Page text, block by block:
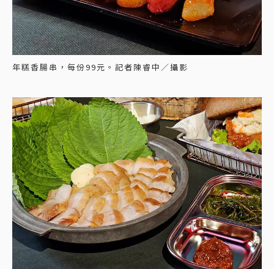
年糕香腸串，每份99元。記者陳睿中／攝影